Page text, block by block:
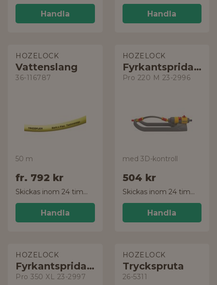
Handla Handla
HOZELOCK
Vattenslang
36-116787
50 m
fr. 792 kr
Skickas inom 24 timmar!
Handla
HOZELOCK
Fyrkantspridare
Pro 220 M 23-2996
med 3D-kontroll
504 kr
Skickas inom 24 timmar!
Handla
HOZELOCK
Fyrkantspridare
Pro 350 XL 23-2997
HOZELOCK
Tryckspruta
26-5311